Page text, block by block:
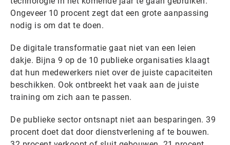
Ongeveer 10 procent zegt dat een grote aanpassing
nodig is om dat te doen.
De digitale transformatie gaat niet van een leien
dakje. Bijna 9 op de 10 publieke organisaties klaagt
dat hun medewerkers niet over de juiste capaciteiten
beschikken. Ook ontbreekt het vaak aan de juiste
training om zich aan te passen.
De publieke sector ontsnapt niet aan besparingen. 39
procent doet dat door dienstverlening af te bouwen.